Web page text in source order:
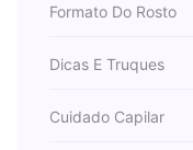
Formato Do Rosto
Dicas E Truques
Cuidado Capilar